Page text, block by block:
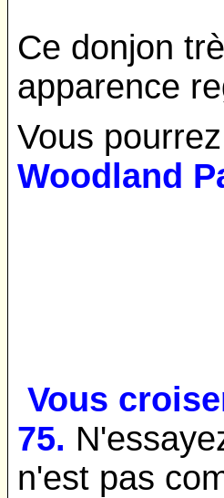
Ce donjon
apparence
Vous
Woodland
Vous
75.
n'est pas